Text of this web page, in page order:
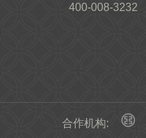
400-008-3232
合作机构: